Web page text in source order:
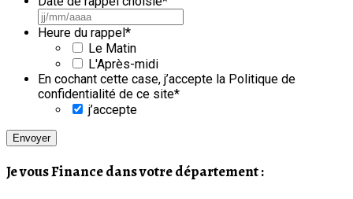
AAAA
Heure du rappel *
Le Matin
L'Après-midi
En cochant cette case, j’accepte la Politique de
confidentialité de ce site*
j’accepte
Je vous Finance dans votre département :